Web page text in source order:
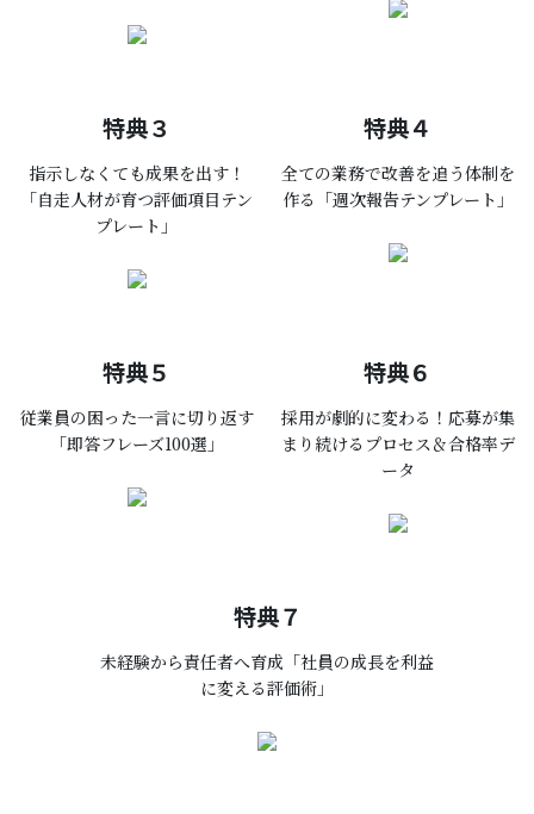
特典３
指示しなくても成果を出す！
「自走人材が育つ評価項目テン
プレート」
特典４
全ての業務で改善を追う体制を
作る「週次報告テンプレート」
特典５
従業員の困った一言に切り返す
「即答フレーズ100選」
特典６
採用が劇的に変わる！応募が集
まり続けるプロセス＆合格率デ
ータ
特典７
未経験から責任者へ育成「社員の成長を利益
に変える評価術」